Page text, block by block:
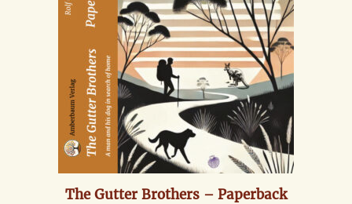
The Gutter Brothers – Paperback